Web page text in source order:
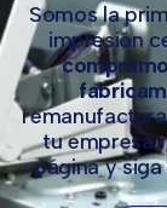
Somos la
impresión
tu empresa
página y